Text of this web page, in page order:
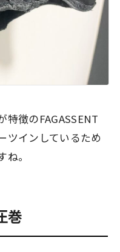
特徴のFAGASSENT
ツインしているため
。
巻